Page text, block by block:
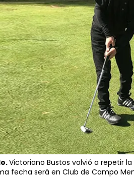
Victoriano Bustos volvió a repetir
fecha será en Club de Campo